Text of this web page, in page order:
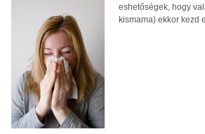
eshetőségek, hogy
kismama) ekkor kezd